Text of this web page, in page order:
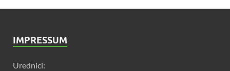
IMPRESSUM
Urednici: